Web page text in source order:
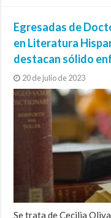
Egresadas de
en Literatura
destacan sólido
20 de julio de 2023
Se trata de Cecilia